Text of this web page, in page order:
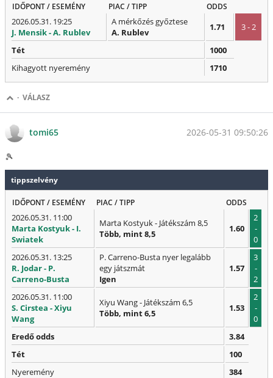
IDŐPONT / ESEMÉNY PIAC / TIPP ODDS
2026.05.31. 19:25
J. Mensik - A. Rublev
A mérkőzés győztese
A. Rublev
1.71 3 - 2
Tét
1000
Kihagyott nyeremény
1710
· VÁLASZ
tomi65 2026-05-31 09:50:26
🎾
tippszelvény
IDŐPONT / ESEMÉNY PIAC / TIPP ODDS
2026.05.31. 11:00
Marta Kostyuk - I.
Swiatek
Marta Kostyuk - Játékszám 8,5
Több, mint 8,5
1.60
2
-
0
2026.05.31. 13:25
R. Jodar - P.
Carreno-Busta
P. Carreno-Busta nyer legalább
egy játszmát
Igen
1.57
3
-
2
2026.05.31. 11:00
S. Cirstea - Xiyu
Wang
Xiyu Wang - Játékszám 6,5
Több, mint 6,5
1.53
2
-
0
Eredő odds
3.84
Tét
100
Nyeremény
384